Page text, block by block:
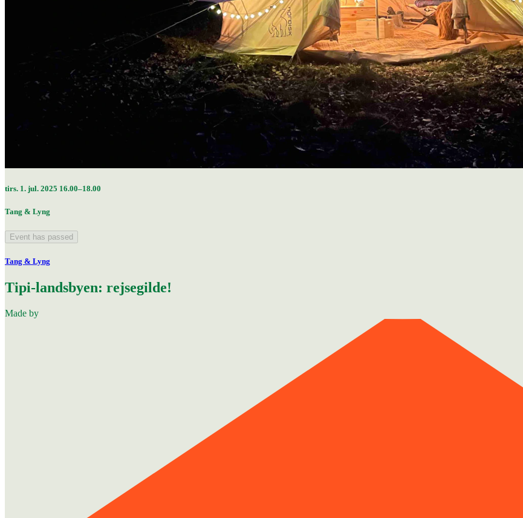
tirs. 1. jul. 2025 16.00–18.00
Tang & Lyng
Event has passed
Tang & Lyng
Tipi-landsbyen: rejsegilde!
Made by